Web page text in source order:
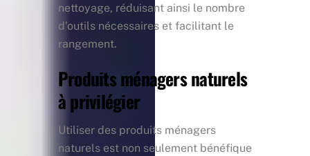
nettoyage, réduisant ainsi le nombre
d’outils nécessaires et facilitant le
rangement.
Produits ménagers naturels
à privilégier
Utiliser des produits ménagers
naturels est non seulement bénéfique